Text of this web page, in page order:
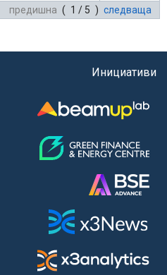
предишна ( 1 / 5 ) следваща
Инициативи